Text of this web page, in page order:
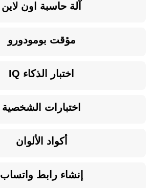
آلة حاسبة اون لاين
مؤقت بومودورو
اختبار الذكاء IQ
اختبارات الشخصية
أكواد الألوان
إنشاء رابط واتساب